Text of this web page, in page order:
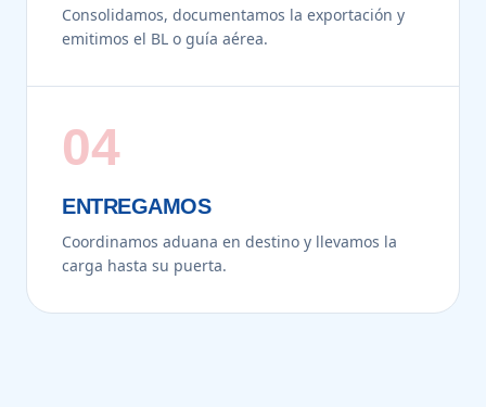
Consolidamos, documentamos la exportación y
emitimos el BL o guía aérea.
04
ENTREGAMOS
Coordinamos aduana en destino y llevamos la
carga hasta su puerta.